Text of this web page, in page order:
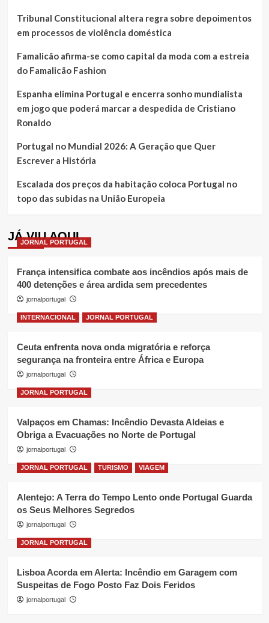
Tribunal Constitucional altera regra sobre depoimentos
em processos de violência doméstica
Famalicão afirma-se como capital da moda com a estreia
do Famalicão Fashion
Espanha elimina Portugal e encerra sonho mundialista
em jogo que poderá marcar a despedida de Cristiano
Ronaldo
Portugal no Mundial 2026: A Geração que Quer
Escrever a História
Escalada dos preços da habitação coloca Portugal no
topo das subidas na União Europeia
JÁ VIU AQUI
JORNAL PORTUGAL
França intensifica combate aos incêndios após mais de
400 detenções e área ardida sem precedentes
jornalportugal
INTERNACIONAL JORNAL PORTUGAL
Ceuta enfrenta nova onda migratória e reforça
segurança na fronteira entre África e Europa
jornalportugal
JORNAL PORTUGAL
Valpaços em Chamas: Incêndio Devasta Aldeias e
Obriga a Evacuações no Norte de Portugal
jornalportugal
JORNAL PORTUGAL TURISMO VIAGEM
Alentejo: A Terra do Tempo Lento onde Portugal Guarda
os Seus Melhores Segredos
jornalportugal
JORNAL PORTUGAL
Lisboa Acorda em Alerta: Incêndio em Garagem com
Suspeitas de Fogo Posto Faz Dois Feridos
jornalportugal